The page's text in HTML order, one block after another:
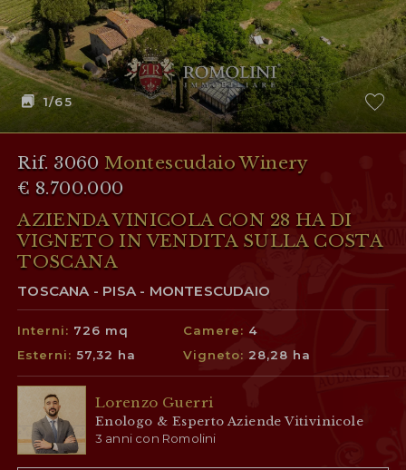
1/65
Rif. 3060Montescudaio Winery
€ 8.700.000
AZIENDA VINICOLA CON 28 HA DI
VIGNETO IN VENDITA SULLA COSTA
TOSCANA
TOSCANA - PISA - MONTESCUDAIO
Interni: 726 mq Camere: 4
Esterni:57,32 ha Vigneto: 28,28 ha
Lorenzo Guerri
Enologo & Esperto Aziende Vitivinicole
3 anni con Romolini